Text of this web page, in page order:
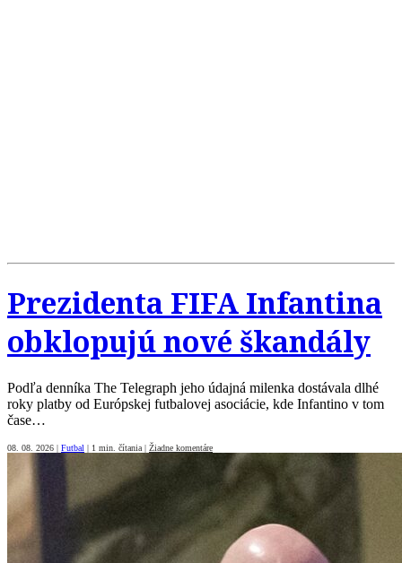
Prezidenta FIFA Infantina
obklopujú nové škandály
Podľa denníka The Telegraph jeho údajná milenka dostávala dlhé
roky platby od Európskej futbalovej asociácie, kde Infantino v tom
čase…
08. 08. 2026 | Futbal | 1 min. čítania | Žiadne komentáre